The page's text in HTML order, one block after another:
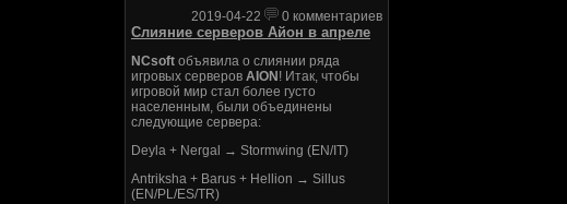
2019-04-22 0 комментариев
Слияние серверов Айон в апреле
NCsoft объявила о слиянии ряда
игровых серверов AION ! Итак, чтобы
игровой мир стал более густо
населенным, были объединены
следующие сервера:
Deyla + Nergal → Stormwing (EN/IT)
Antriksha + Barus + Hellion → Sillus
(EN/PL/ES/TR)